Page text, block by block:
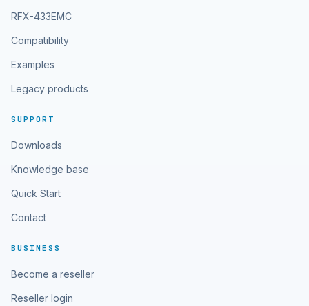
RFX-433EMC
Compatibility
Examples
Legacy products
SUPPORT
Downloads
Knowledge base
Quick Start
Contact
BUSINESS
Become a reseller
Reseller login